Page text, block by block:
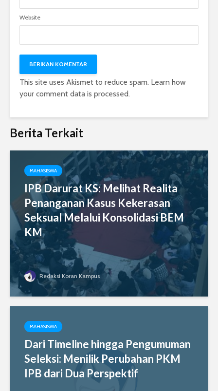
Website
This site uses Akismet to reduce spam. Learn how
your comment data is processed.
Berita Terkait
MAHASISWA
IPB Darurat KS: Melihat Realita
Penanganan Kasus Kekerasan
Seksual Melalui Konsolidasi BEM
KM
Redaksi Koran Kampus
MAHASISWA
Dari Timeline hingga Pengumuman
Seleksi: Menilik Perubahan PKM
IPB dari Dua Perspektif